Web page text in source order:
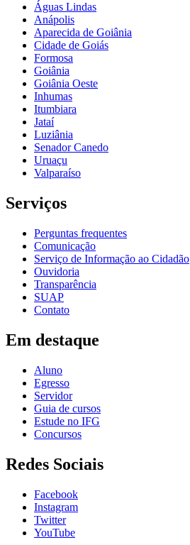
Águas Lindas
Anápolis
Aparecida de Goiânia
Cidade de Goiás
Formosa
Goiânia
Goiânia Oeste
Inhumas
Itumbiara
Jataí
Luziânia
Senador Canedo
Uruaçu
Valparaíso
Serviços
Perguntas frequentes
Comunicação
Serviço de Informação ao Cidadão
Ouvidoria
Transparência
SUAP
Contato
Em destaque
Aluno
Egresso
Servidor
Guia de cursos
Estude no IFG
Concursos
Redes Sociais
Facebook
Instagram
Twitter
YouTube